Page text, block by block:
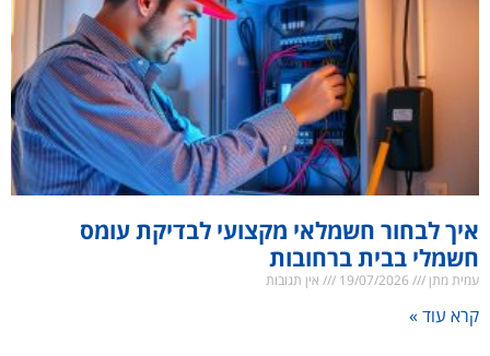
איך לבחור חשמלאי מקצועי לבדיקת עומס
חשמלי בבית ברחובות
עמית מתן 19/07/2026 אין תגובות
קרא עוד »